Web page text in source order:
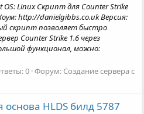
OS: Linux Скрипт для Counter Strike
http://danielgibbs.co.uk Версия:
скрипт позволяет быстро
Counter Strike 1.6 через
функционал, можно:
0 Форум: Создание сервера с
основа HLDS билд 5787